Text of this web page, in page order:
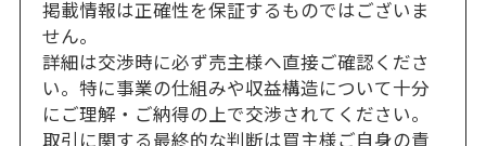
掲載情報は正確性を保証するものではございま
せん。
詳細は交渉時に必ず売主様へ直接ご確認くださ
い。特に事業の仕組みや収益構造について十分
にご理解・ご納得の上で交渉されてください。
取引に関する最終的な判断は買主様ご自身の責